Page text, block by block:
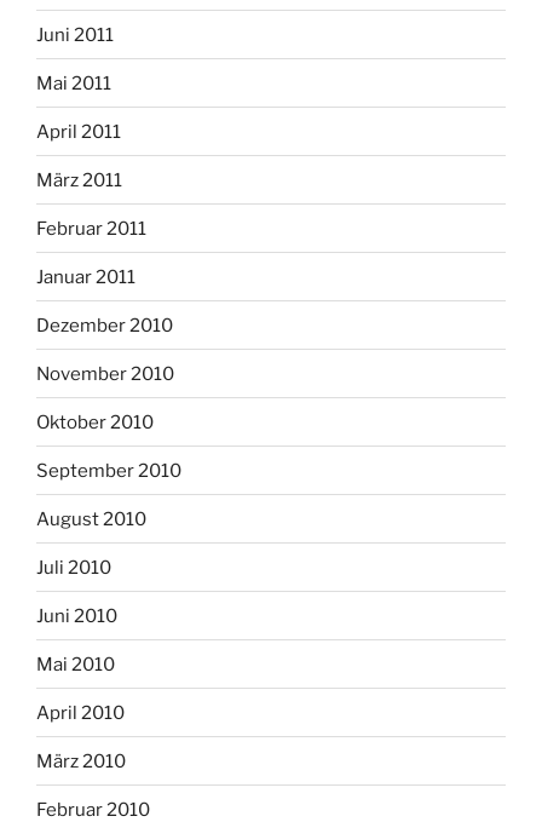
Juni 2011
Mai 2011
April 2011
März 2011
Februar 2011
Januar 2011
Dezember 2010
November 2010
Oktober 2010
September 2010
August 2010
Juli 2010
Juni 2010
Mai 2010
April 2010
März 2010
Februar 2010